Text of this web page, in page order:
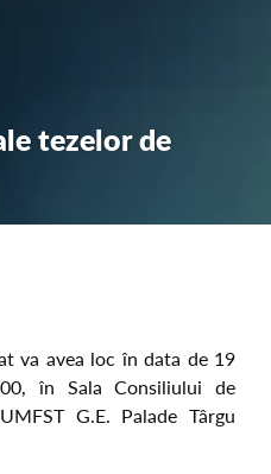
tezelor de
va avea loc în data de 19
în Sala Consiliului de
G.E. Palade Târgu